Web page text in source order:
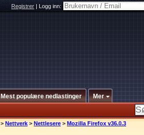
Registrer|Logg inn:
Mest populære nedlastinger Mer
> Nettverk > Nettlesere > Mozilla Firefox v36.0.3